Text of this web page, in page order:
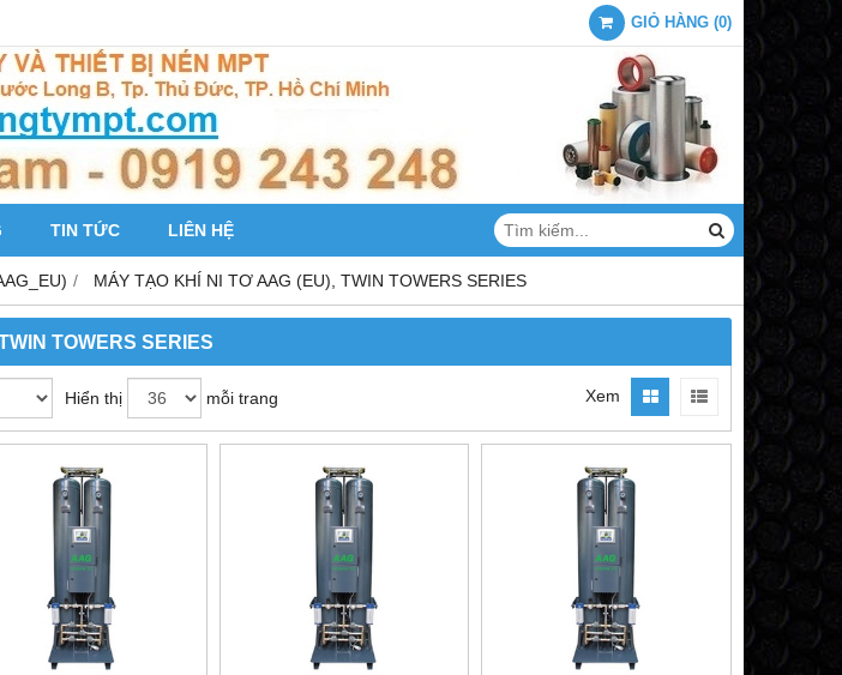
GIỎ HÀNG (0)
TIN TỨC LIÊN HỆ
MÁY TẠO KHÍ NI TƠ AAG (EU), TWIN TOWERS SERIES
TOWERS SERIES
Hiển thị mỗi trang Xem